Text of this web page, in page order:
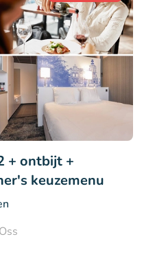
+ ontbijt +
keuzemenu